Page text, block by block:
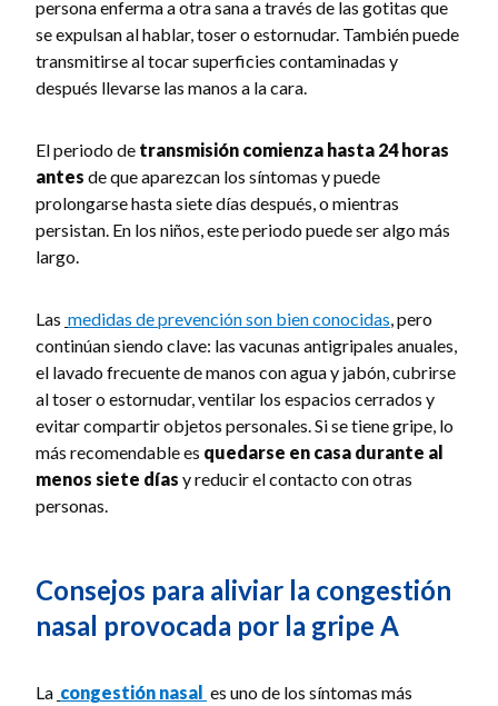
persona enferma a otra sana a través de las gotitas que
se expulsan al hablar, toser o estornudar. También puede
transmitirse al tocar superficies contaminadas y
después llevarse las manos a la cara.
El periodo de transmisión comienza hasta 24 horas
antes de que aparezcan los síntomas y puede
prolongarse hasta siete días después, o mientras
persistan. En los niños, este periodo puede ser algo más
largo.
Las medidas de prevención son bien conocidas, pero
continúan siendo clave: las vacunas antigripales anuales,
el lavado frecuente de manos con agua y jabón, cubrirse
al toser o estornudar, ventilar los espacios cerrados y
evitar compartir objetos personales. Si se tiene gripe, lo
más recomendable es quedarse en casa durante al
menos siete días y reducir el contacto con otras
personas.
Consejos para aliviar la congestión
nasal provocada por la gripe A
La congestión nasal es uno de los síntomas más